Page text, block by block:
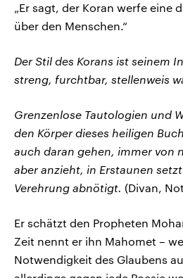
„Er sagt, der Koran werfe eine
über den Menschen.“
Der Stil des Korans ist seinem
streng, furchtbar, stellenweis
Grenzenlose Tautologien und
den Körper dieses heiligen
auch daran gehen, immer von
aber anzieht, in Erstaunen
Verehrung abnötigt. (Divan,
Er schätzt den Propheten
Zeit nennt er ihn Mahomet –
Notwendigkeit des Glaubens